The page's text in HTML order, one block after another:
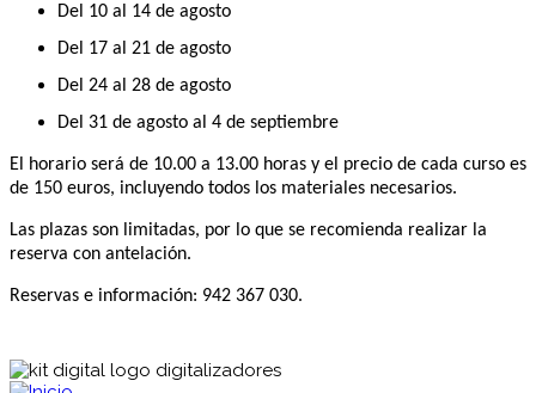
Del 10 al 14 de agosto
Del 17 al 21 de agosto
Del 24 al 28 de agosto
Del 31 de agosto al 4 de septiembre
El horario será de 10.00 a 13.00 horas y el precio de cada curso es
de 150 euros, incluyendo todos los materiales necesarios.
Las plazas son limitadas, por lo que se recomienda realizar la
reserva con antelación.
Reservas e información: 942 367 030.